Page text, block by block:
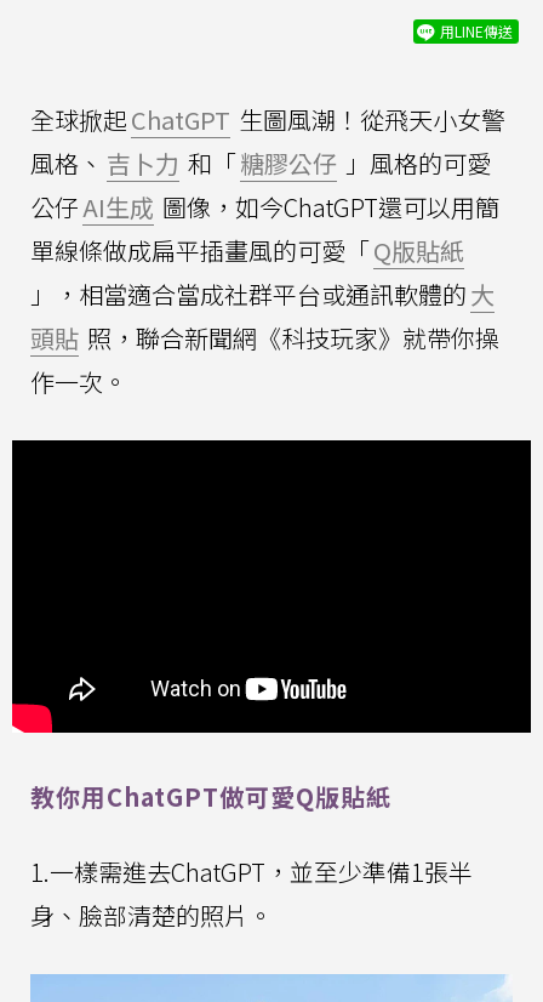
用LINE傳送
全球掀起ChatGPT 生圖風潮！從飛天小女警
風格、 吉卜力 和「糖膠公仔 」風格的可愛
公仔AI生成 圖像，如今ChatGPT還可以用簡
單線條做成扁平插畫風的可愛「Q版貼紙
」，相當適合當成社群平台或通訊軟體的大
頭貼 照，聯合新聞網《科技玩家》就帶你操
作一次。
教你用ChatGPT做可愛Q版貼紙
1.一樣需進去ChatGPT，並至少準備1張半
身、臉部清楚的照片。